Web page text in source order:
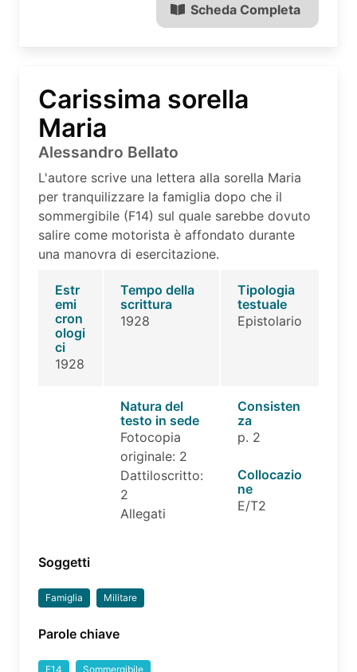
Scheda Completa
Carissima sorella
Maria
Alessandro Bellato
L'autore scrive una lettera alla sorella Maria
per tranquilizzare la famiglia dopo che il
sommergibile (F14) sul quale sarebbe dovuto
salire come motorista è affondato durante
una manovra di esercitazione.
Estr
emi
cron
ologi
ci
1928
Tempo della
scrittura
1928
Tipologia
testuale
Epistolario
Natura del
testo in sede
Fotocopia
originale: 2
Dattiloscritto:
2
Allegati
Consisten
za
p. 2
Collocazio
ne
E/T2
Soggetti
Famiglia Militare
Parole chiave
F14 Sommergibile